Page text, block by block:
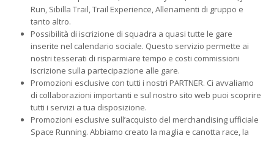
Run, Sibilla Trail, Trail Experience, Allenamenti di gruppo e
tanto altro.
Possibilità di iscrizione di squadra a quasi tutte le gare
inserite nel calendario sociale. Questo servizio permette ai
nostri tesserati di risparmiare tempo e costi commissioni
iscrizione sulla partecipazione alle gare.
Promozioni esclusive con tutti i nostri PARTNER. Ci avvaliamo
di collaborazioni importanti e sul nostro sito web puoi scoprire
tutti i servizi a tua disposizione.
Promozioni esclusive sull’acquisto del merchandising ufficiale
Space Running. Abbiamo creato la maglia e canotta race, la